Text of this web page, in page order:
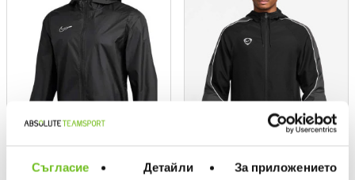
Съгласие Детайли За приложението